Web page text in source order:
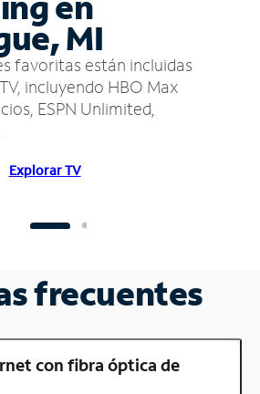
MI
favoritas están incluidas
incluyendo HBO Max
ESPN Unlimited,
Explorar TV
frecuentes
con fibra óptica de